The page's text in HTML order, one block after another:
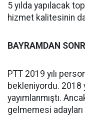
5 yılda yapılacak
hizmet kalitesinin
BAYRAMDAN
PTT 2019 yılı
bekleniyordu. 2018
yayımlanmıştı.
gelmemesi